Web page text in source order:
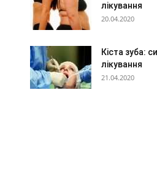
лікування
20.04.2020
Кіста зуба:
лікування
21.04.2020